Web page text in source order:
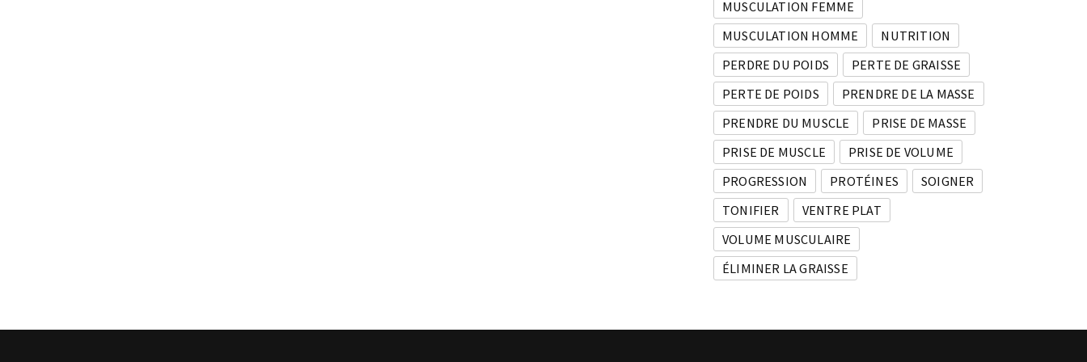
MUSCULATION FEMME
MUSCULATION HOMME
NUTRITION
PERDRE DU POIDS
PERTE DE GRAISSE
PERTE DE POIDS
PRENDRE DE LA MASSE
PRENDRE DU MUSCLE
PRISE DE MASSE
PRISE DE MUSCLE
PRISE DE VOLUME
PROGRESSION
PROTÉINES
SOIGNER
TONIFIER
VENTRE PLAT
VOLUME MUSCULAIRE
ÉLIMINER LA GRAISSE